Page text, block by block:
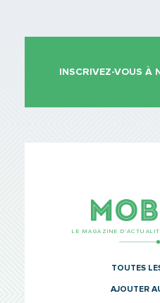
INSCRIVEZ-VOUS À
LE MAGAZINE
TOUTES
AJOUTER